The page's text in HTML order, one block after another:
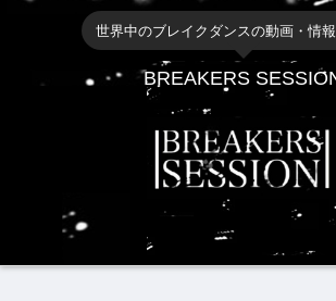
世界中のブレイクダンスの動画・情報
BREAKERS